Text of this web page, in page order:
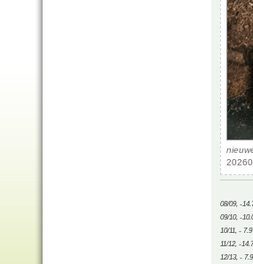
08/09, -
09/10, -
10/11, -
11/12, -
12/13, -